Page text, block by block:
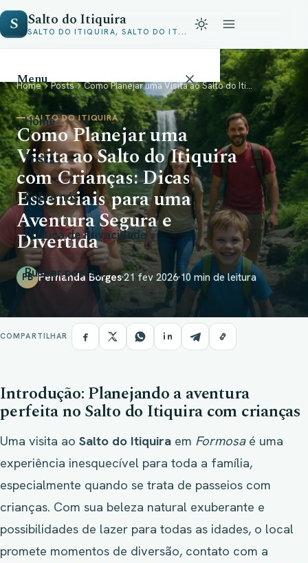
S Salto do Itiquira
SALTO DO ITIQUIRA, SALTO DO IT...
Menu
Home
Posts
Sobre nós
Política de Privacidade
Buscar posts...
Home Posts Como Planejar uma Visita ao Salto do Iti...
SALTO DO ITIQUIRA
Como Planejar uma
Visita ao Salto do Itiquira
com Crianças: Dicas
Essenciais para uma
Aventura Segura e
Divertida
FB Fernanda Borges21 fev 2026 10 min de leitura
COMPARTILHAR
Introdução: Planejando a aventura
perfeita no Salto do Itiquira com crianças
Uma visita ao Salto do Itiquira em Formosaé uma
experiência inesquecível para toda a família,
especialmente quando se trata de passeios com
crianças. Com sua beleza natural exuberante e
possibilidades de lazer para todas as idades, o local
promete momentos de diversão, contato com a